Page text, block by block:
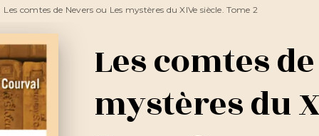
Les comtes de Nevers ou Les mystères du XIVe siècle. Tome 2
Les comtes
mystères du